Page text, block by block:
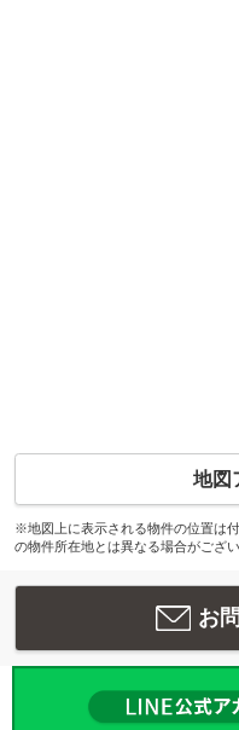
地図
※地図上に表示される物件の位置は
の物件所在地とは異なる場合がござい
お